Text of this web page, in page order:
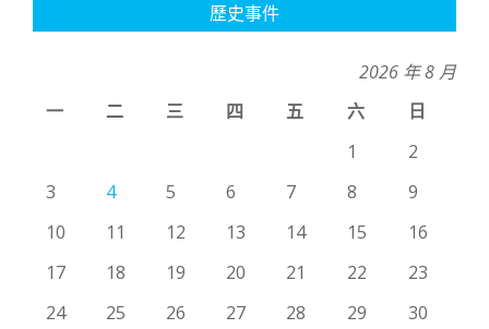
歷史事件
2026 年 8 月
一
二 三 四 五 六
日
1
2
3
4 5 6 7 8
9
10
11 12 13 14 15
16
17
18 19 20 21 22
23
24
25 26 27 28 29
30